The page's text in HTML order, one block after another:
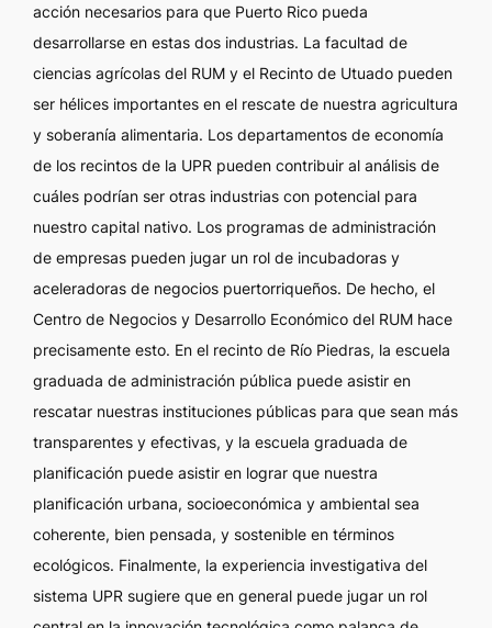
acción necesarios para que Puerto Rico pueda
desarrollarse en estas dos industrias. La facultad de
ciencias agrícolas del RUM y el Recinto de Utuado pueden
ser hélices importantes en el rescate de nuestra agricultura
y soberanía alimentaria. Los departamentos de economía
de los recintos de la UPR pueden contribuir al análisis de
cuáles podrían ser otras industrias con potencial para
nuestro capital nativo. Los programas de administración
de empresas pueden jugar un rol de incubadoras y
aceleradoras de negocios puertorriqueños. De hecho, el
Centro de Negocios y Desarrollo Económico del RUM hace
precisamente esto. En el recinto de Río Piedras, la escuela
graduada de administración pública puede asistir en
rescatar nuestras instituciones públicas para que sean más
transparentes y efectivas, y la escuela graduada de
planificación puede asistir en lograr que nuestra
planificación urbana, socioeconómica y ambiental sea
coherente, bien pensada, y sostenible en términos
ecológicos. Finalmente, la experiencia investigativa del
sistema UPR sugiere que en general puede jugar un rol